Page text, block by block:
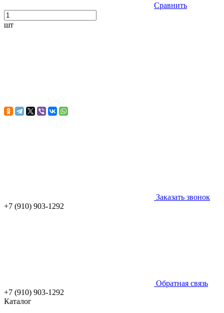
Сравнить
шт
Заказать звонок
+7 (910) 903-1292
Обратная связь
+7 (910) 903-1292
Каталог